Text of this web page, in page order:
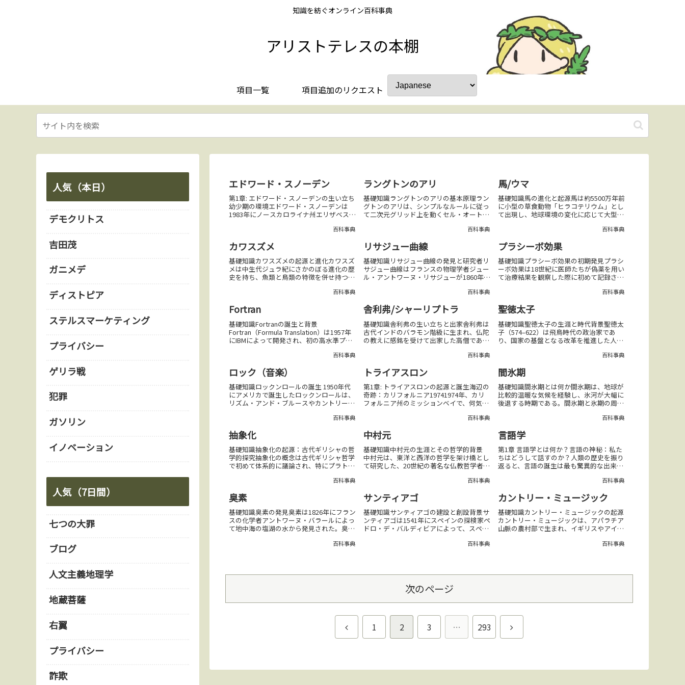
知識を紡ぐオンライン百科事典
アリストテレスの本棚
項目一覧 項目追加のリクエスト
エドワード・スノーデン
第1章: エドワード・スノーデンの生い立ち
幼少期の環境エドワード・スノーデンは
1983年にノースカロライナ州エリザベスシ
仕事に深く関わっており、父親は沿岸警備
の環境...
百科事典
ラングトンのアリ
基礎知識ラングトンのアリの基本原理ラン
グトンのアリは、シンプルなルールに従っ
て二次元グリッド上を動くセル・オートマ
ばれる規則的なパターンを形成することが
背景クリス・...
百科事典
馬/ウマ
基礎知識馬の進化と起源馬は約5500万年前
に小型の草食動物「ヒラコテリウム」とし
て出現し、地球環境の変化に応じて大型化
係馬の家畜化は紀元前4000年頃、中央アジ
とし...
百科事典
カワスズメ
基礎知識カワスズメの起源と進化カワスズ
メは中生代ジュラ紀にさかのぼる進化の歴
史を持ち、魚類と鳥類の特徴を併せ持つユ
環境カワスズメは主にアジアとヨーロッパ
中心に繁栄し...
百科事典
リサジュー曲線
基礎知識リサジュー曲線の発見と研究者リ
サジュー曲線はフランスの物理学者ジュー
ル・アントワーヌ・リサジューが1860年代
究に活用された曲線である。リサジュー曲
2つの単...
百科事典
プラシーボ効果
基礎知識プラシーボ効果の初期発見プラシ
ーボ効果は18世紀に医師たちが偽薬を用い
て治療結果を観察した際に初めて記録され
用第二次世界大戦中にモルヒネが不足し、
際に、プラ...
百科事典
Fortran
基礎知識Fortranの誕生と背景
Fortran（Formula Translation）は1957年
にIBMによって開発され、初の高水準プロ
切り開いたものである。科学技術計算への
百科事典
舎利弗/シャーリプトラ
基礎知識舎利弗の生い立ちと出家舎利弗は
古代インドのバラモン階級に生まれ、仏陀
の教えに感銘を受けて出家した高僧であ
第一と称され、仏教経典の多くにおいてそ
る。舎利弗の教え...
百科事典
聖徳太子
基礎知識聖徳太子の生涯と時代背景聖徳太
子（574–622）は飛鳥時代の政治家であ
り、国家の基盤となる改革を推進した人物
603年に身分に基づかない官僚制度である
した。...
百科事典
ロック（音楽）
基礎知識ロックンロールの誕生 1950年代
にアメリカで誕生したロックンロールは、
リズム・アンド・ブルースやカントリーな
リティッシュ・インヴェイジョン 1960年
ロー...
百科事典
トライアスロン
第1章: トライアスロンの起源と誕生海辺の
奇跡：カリフォルニア19741974年、カリ
フォルニア州のミッションベイで、何気な
ジョン・コリンズ少佐と彼の仲間たちは、
思...
百科事典
間氷期
基礎知識間氷期とは何か間氷期は、地球が
比較的温暖な気候を経験し、氷河が大幅に
後退する時期である。間氷期と氷期の周期
（ミランコビッチ・サイクル）によって約
拠とその意義...
百科事典
抽象化
基礎知識抽象化の起源：古代ギリシャの哲
学的探究抽象化の概念は古代ギリシャ哲学
で初めて体系的に議論され、特にプラトン
重要性を強調した。数学における抽象化の
で、普遍的な...
百科事典
中村元
基礎知識中村元の生涯とその哲学的背景
中村元は、東洋と西洋の哲学を架け橋とし
て研究した、20世紀の著名な仏教哲学者で
村元は、仏教の教義や思想を日本国内外で
想研究の先...
百科事典
言語学
第1章 言語学とは何か？言語の神秘：私た
ちはどうして話すのか？人類の歴史を振り
返ると、言語の誕生は最も驚異的な出来事
も前、人類は音を駆使して、狩りや道具の
うに生まれ...
百科事典
臭素
基礎知識臭素の発見臭素は1826年にフラン
スの化学者アントワーヌ・バラールによっ
て地中海の塩湖の水から発見された。臭素
液体状態で存在する数少ない元素の一つで
百科事典
サンティアゴ
基礎知識サンティアゴの建設と創設背景サ
ンティアゴは1541年にスペインの探検家ペ
ドロ・デ・バルディビアによって、スペイ
である。スペイン植民地支配と先住民の関
百科事典
カントリー・ミュージック
基礎知識カントリー・ミュージックの起源
カントリー・ミュージックは、アパラチア
山脈の農村部で生まれ、イギリスやアイル
るジャンルである。ホンキートンク・スタ
百科事典
次のページ
前
1 2 3 … 293
次
人気（本日）
デモクリトス
吉田茂
ガニメデ
ディストピア
ステルスマーケティング
プライバシー
ゲリラ戦
犯罪
ガソリン
イノベーション
人気（7日間）
七つの大罪
ブログ
人文主義地理学
地蔵菩薩
右翼
プライバシー
詐欺